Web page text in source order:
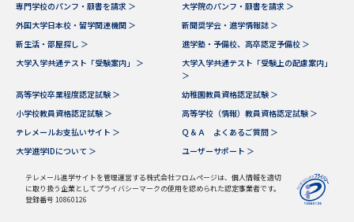
先輩が入学を決めた理由
新生活お役立ちガイド
学問検索
大学で学びたい学問発見
専門学校のパンフ・願書を請求 ＞
大学院のパンフ・願書を請求 ＞
外国大学日本校・留学関連機関 ＞
新聞奨学会・進学情報誌 ＞
新生活・部屋探し ＞
進学塾・予備校、高卒認定予備校 ＞
大学入学共通テスト「受験案内」 ＞
大学入学共通テスト「受験上の配慮案内」
＞
高等学校卒業程度認定試験 ＞
幼稚園教員資格認定試験 ＞
小学校教員資格認定試験 ＞
高等学校（情報）教員資格認定試験 ＞
テレメールお支払いサイト ＞
Ｑ＆Ａ よくあるご質問 ＞
大学進学IDについて ＞
ユーザーサポート ＞
テレメール進学サイトを管理運営する株式会社フロムページは、個人情報を適切
に取り扱う企業としてプライバシーマークの使用を認められた認定事業者です。
登録番号 10860126